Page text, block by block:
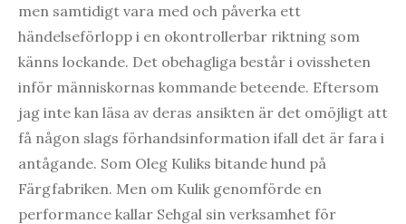
men samtidigt vara med och påverka ett
händelseförlopp i en okontrollerbar riktning som
känns lockande. Det obehagliga består i ovissheten
inför människornas kommande beteende. Eftersom
jag inte kan läsa av deras ansikten är det omöjligt att
få någon slags förhandsinformation ifall det är fara i
antågande. Som Oleg Kuliks bitande hund på
Färgfabriken. Men om Kulik genomförde en
performance kallar Sehgal sin verksamhet för